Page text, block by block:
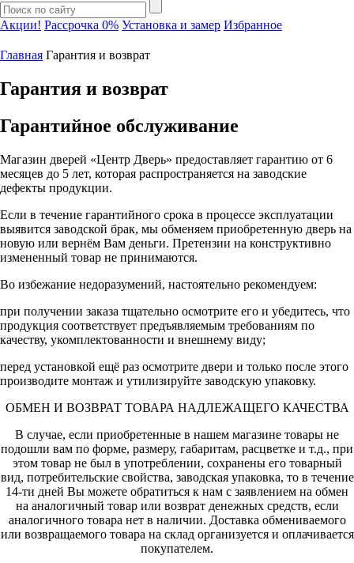
Акции! Рассрочка 0% Установка и замер Избранное
Главная Гарантия и возврат
Гарантия и возврат
Гарантийное обслуживание
Магазин дверей «Центр Дверь» предоставляет гарантию от 6
месяцев до 5 лет, которая распространяется на заводские
дефекты продукции.
Если в течение гарантийного срока в процессе эксплуатации
выявится заводской брак, мы обменяем приобретенную дверь на
новую или вернём Вам деньги. Претензии на конструктивно
измененный товар не принимаются.
Во избежание недоразумений, настоятельно рекомендуем:
при получении заказа тщательно осмотрите его и убедитесь, что
продукция соответствует предъявляемым требованиям по
качеству, укомплектованности и внешнему виду;
перед установкой ещё раз осмотрите двери и только после этого
производите монтаж и утилизируйте заводскую упаковку.
ОБМЕН И ВОЗВРАТ ТОВАРА НАДЛЕЖАЩЕГО КАЧЕСТВА
В случае, если приобретенные в нашем магазине товары не
подошли вам по форме, размеру, габаритам, расцветке и т.д., при
этом товар не был в употреблении, сохранены его товарный
вид, потребительские свойства, заводская упаковка, то в течение
14-ти дней Вы можете обратиться к нам с заявлением на обмен
на аналогичный товар или возврат денежных средств, если
аналогичного товара нет в наличии. Доставка обмениваемого
или возвращаемого товара на склад организуется и оплачивается
покупателем.